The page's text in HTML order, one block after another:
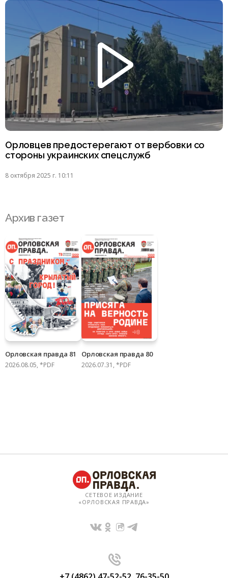
Орловцев предостерегают от вербовки со
стороны украинских спецслужб
8 октября 2025 г. 10:11
Архив газет
Орловская правда 81
2026.08.05, *PDF
Орловская правда 80
2026.07.31, *PDF
СЕТЕВОЕ ИЗДАНИЕ
«ОРЛОВСКАЯ ПРАВДА»